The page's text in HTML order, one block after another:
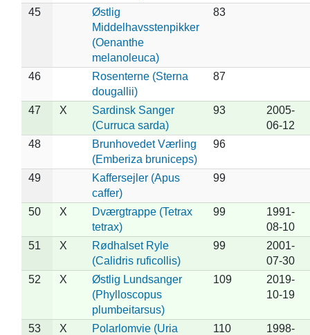
45
Østlig
Middelhavsstenpikker
(Oenanthe
melanoleuca)
83
46
Rosenterne (Sterna
dougallii)
87
47 X
Sardinsk Sanger
(Curruca sarda)
93
2005-
06-12
48
Brunhovedet Værling
(Emberiza bruniceps)
96
49
Kaffersejler (Apus
caffer)
99
50 X
Dværgtrappe (Tetrax
tetrax)
99
1991-
08-10
51
X
Rødhalset Ryle
(Calidris ruficollis)
99
2001-
07-30
52
X
Østlig Lundsanger
(Phylloscopus
plumbeitarsus)
109
2019-
10-19
53 X
Polarlomvie (Uria
110
1998-